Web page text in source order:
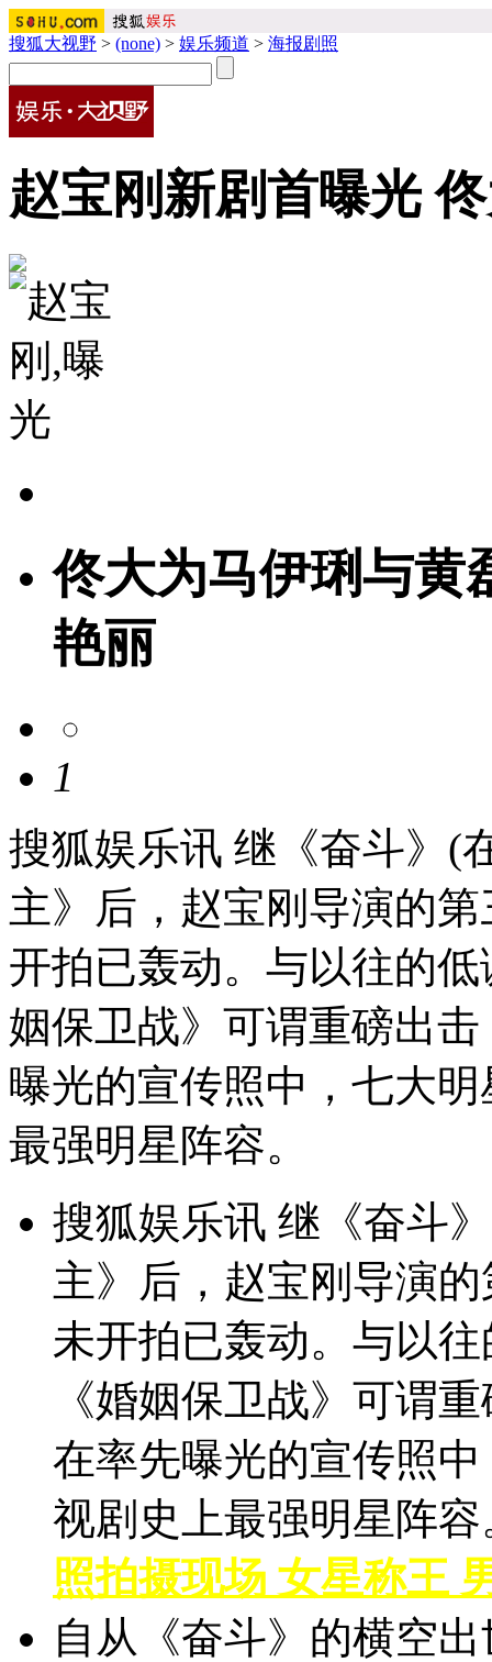
搜狐大视野 > (none) > 娱乐频道 > 海报剧照
赵宝刚新剧首曝光
佟大为马伊琍与黄
艳丽
1
搜狐娱乐讯 继《奋斗》(
主》后，赵宝刚导演的
开拍已轰动。与以往的
姻保卫战》可谓重磅出
曝光的宣传照中，七大
最强明星阵容。
搜狐娱乐讯 继《奋斗
主》后，赵宝刚导演
未开拍已轰动。与以
《婚姻保卫战》可谓
在率先曝光的宣传照
视剧史上最强明星阵
照拍摄现场 女星称王
自从《奋斗》的横空